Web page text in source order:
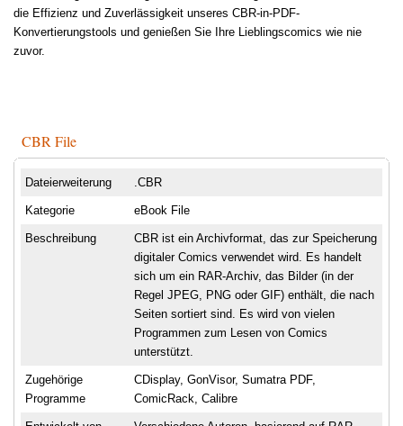
die Effizienz und Zuverlässigkeit unseres CBR-in-PDF-
Konvertierungstools und genießen Sie Ihre Lieblingscomics wie nie
zuvor.
CBR File
Dateierweiterung .CBR
Kategorie eBook File
Beschreibung
CBR ist ein Archivformat, das zur Speicherung
digitaler Comics verwendet wird. Es handelt
sich um ein RAR-Archiv, das Bilder (in der
Regel JPEG, PNG oder GIF) enthält, die nach
Seiten sortiert sind. Es wird von vielen
Programmen zum Lesen von Comics
unterstützt.
Zugehörige
Programme
CDisplay, GonVisor, Sumatra PDF,
ComicRack, Calibre